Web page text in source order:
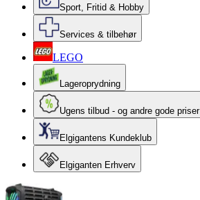
Sport, Fritid & Hobby
Services & tilbehør
LEGO
Lageroprydning
Ugens tilbud - og andre gode priser
Elgigantens Kundeklub
Elgiganten Erhverv